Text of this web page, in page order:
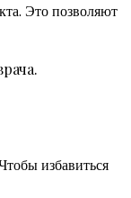
Это позволяют
избавиться